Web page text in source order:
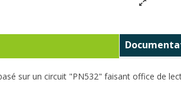
sur un circuit "PN532" faisant office de